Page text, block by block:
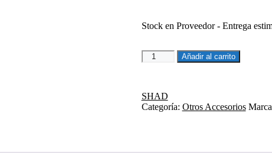
Stock en Proveedor - Entrega
PASADOR
QUAD
Añadir al carrito
SHAD
Categoría: Otros Accesorios